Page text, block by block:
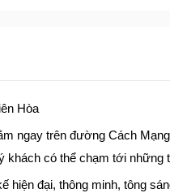
Hòa
ngay trên đường Cách
có thể chạm tới những
hiện đại, thông minh, tông